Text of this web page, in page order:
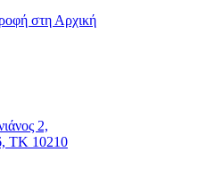
στη Αρχική
2,
ΤΚ 10210